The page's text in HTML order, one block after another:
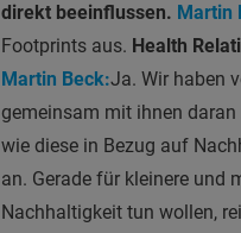
direkt beeinflussen. Martin
Footprints aus. Health
Martin Beck:Ja. Wir haben
gemeinsam mit ihnen
wie diese in Bezug auf
an. Gerade für kleinere und
Nachhaltigkeit tun wollen,